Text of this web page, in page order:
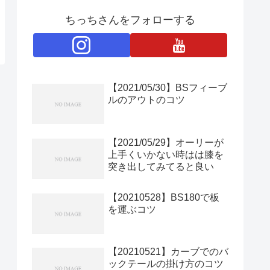
ちっちさんをフォローする
【2021/05/30】BSフィーブ
ルのアウトのコツ
【2021/05/29】オーリーが
上手くいかない時はは膝を
突き出してみてると良い
【20210528】BS180で板
を運ぶコツ
【20210521】カーブでのバ
ックテールの掛け方のコツ